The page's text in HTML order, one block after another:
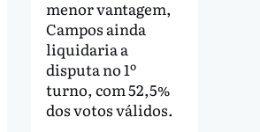
menor vantagem,
Campos ainda
liquidaria a
disputa no 1º
turno, com 52,5%
dos votos válidos.